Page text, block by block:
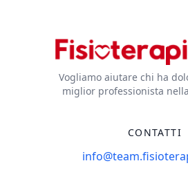
Vogliamo aiutare chi ha
miglior professionista
CONTATTI